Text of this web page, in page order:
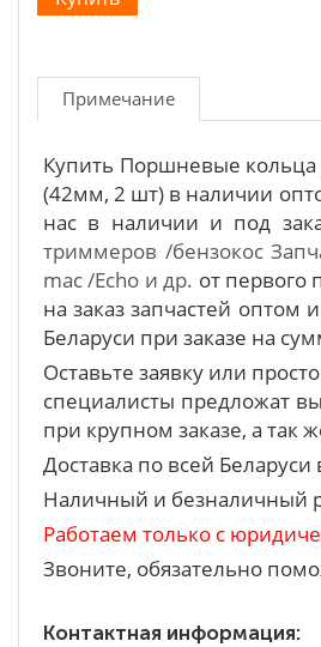
Примечание
Купить Поршневые кольца
(42мм, 2 шт) в наличии
нас в наличии и под
триммеров /бензокос
mac /Echo и др. от
на заказ запчастей оптом
Беларуси при заказе на
Оставьте заявку или
специалисты предложат
при крупном заказе, а так
Доставка по всей
Наличный и безналичный
Работаем только с
Звоните, обязательно
Контактная информация: